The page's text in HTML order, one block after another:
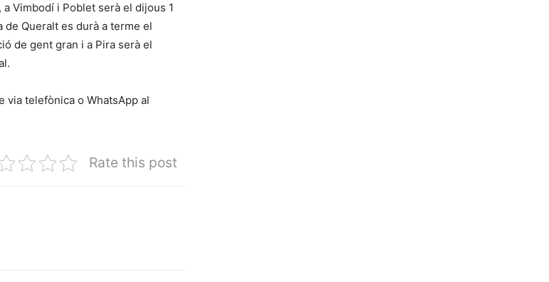
Vimbodí i Poblet serà el dijous 1
de Queralt es durà a terme el
de gent gran i a Pira serà el
via telefònica o WhatsApp al
Rate this post